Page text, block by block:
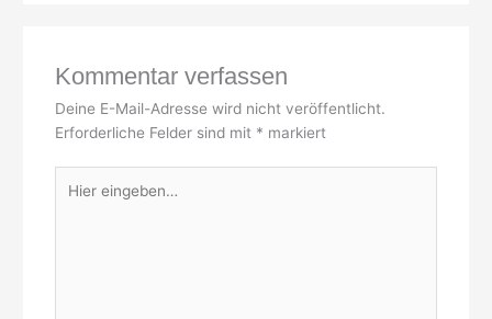
Kommentar verfassen
Deine E-Mail-Adresse wird nicht veröffentlicht.
Erforderliche Felder sind mit * markiert
eingeben…